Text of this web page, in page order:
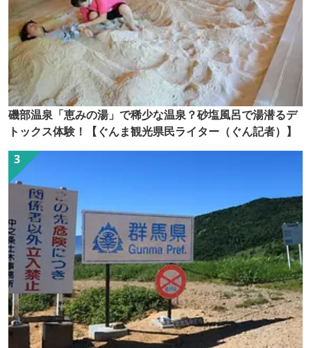
磯部温泉「恵みの湯」で稀少な温泉？砂塩風呂で湯潜るデ
トックス体験！【ぐんま観光県民ライター（ぐん記者）】